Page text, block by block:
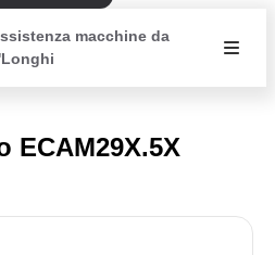
macchine da
ECAM29X.5X